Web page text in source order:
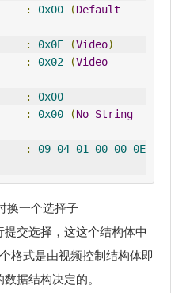
: 0x00 (Default
: 0x0E (Video)
: 0x02 (Video
:
0x00
: 0x00 (No String
: 09 04 01 00 00 0E
换一个选择子
交选择，这这个结构体中
格式是由视频控制结构体即
据结构决定的。